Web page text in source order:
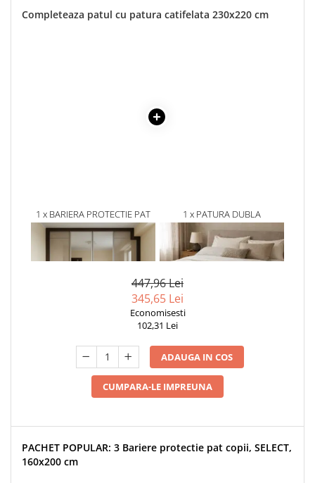
Resigilate
Completeaza patul cu patura catifelata 230x220 cm
1 x BARIERA PROTECTIE PAT
COPII, MODEL SELECT
EMPRIA, INTERCONECTABILA,
REGLABILA SI CULISANTA,
INALTIME AJUSTABILA PANA
312,96 Lei
264,65 Lei
1 x PATURA DUBLA
CATIFELATA ECRU, MODEL
RELIEFAT IMPLETIT, 230X220
CM
135,00Lei
81,00 Lei
447,96 Lei
345,65 Lei
Economisesti
102,31 Lei
ADAUGA IN COS
CUMPARA-LE IMPREUNA
PACHET POPULAR: 3 Bariere protectie pat copii, SELECT,
160x200 cm